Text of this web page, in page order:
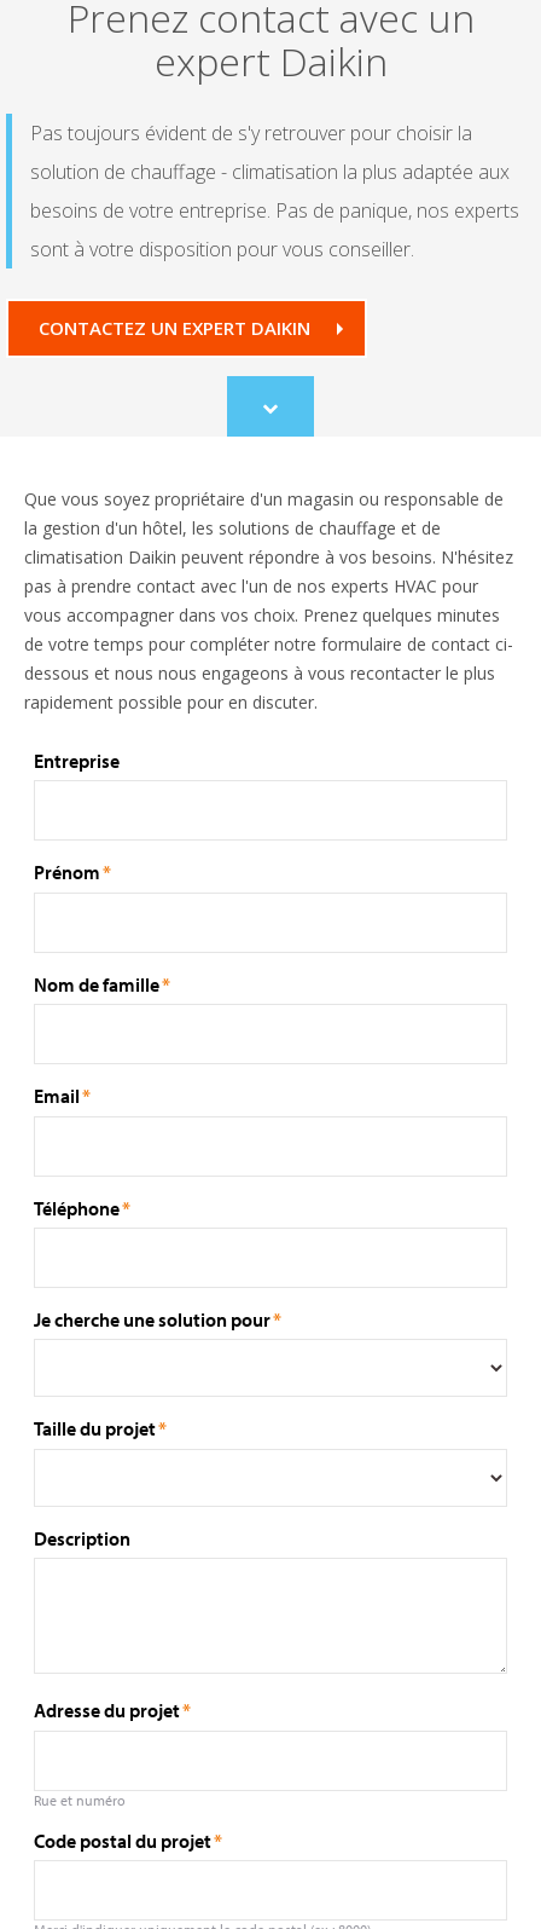
Prenez contact avec un
expert Daikin
Pas toujours évident de s'y retrouver pour choisir la
solution de chauffage - climatisation la plus adaptée aux
besoins de votre entreprise. Pas de panique, nos experts
sont à votre disposition pour vous conseiller.
CONTACTEZ UN EXPERT DAIKIN
Scroll
to
Que vous soyez propriétaire d'un magasin ou responsable de
la gestion d'un hôtel, les solutions de chauffage et de
climatisation Daikin peuvent répondre à vos besoins. N'hésitez
pas à prendre contact avec l'un de nos experts HVAC pour
vous accompagner dans vos choix. Prenez quelques minutes
de votre temps pour compléter notre formulaire de contact ci-
dessous et nous nous engageons à vous recontacter le plus
rapidement possible pour en discuter.